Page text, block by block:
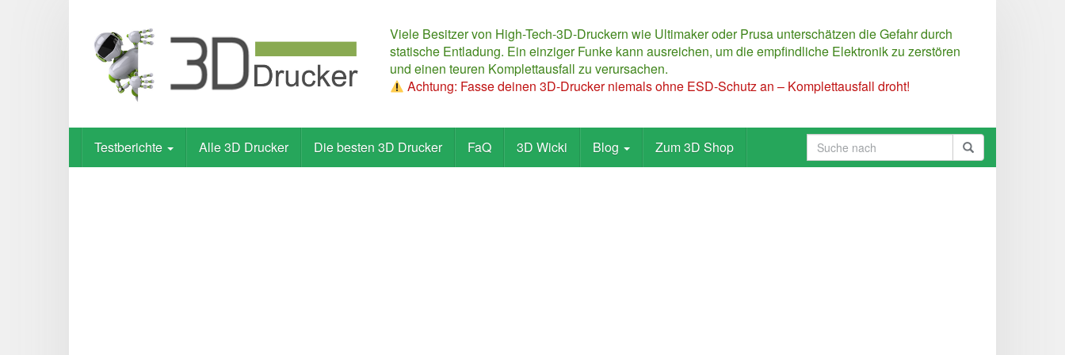
Viele Besitzer von High-Tech-3D-Druckern wie Ultimaker oder Prusa unterschätzen die Gefahr durch
statische Entladung. Ein einziger Funke kann ausreichen, um die empfindliche Elektronik zu zerstören
und einen teuren Komplettausfall zu verursachen.
Achtung: Fasse deinen 3D-Drucker niemals ohne ESD-Schutz an – Komplettausfall droht!
Testberichte Alle 3D Drucker Die besten 3D Drucker FaQ 3D Wicki Blog Zum 3D Shop